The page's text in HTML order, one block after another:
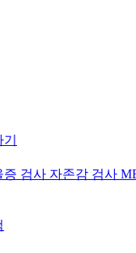
증 검사 자존감 검사